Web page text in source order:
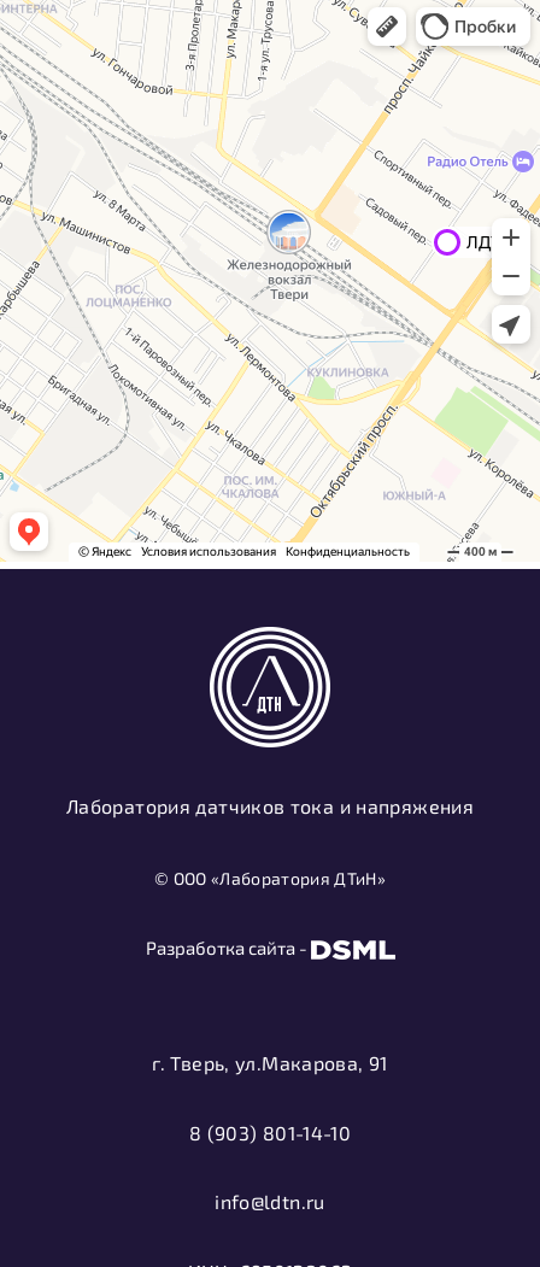
Лаборатория датчиков тока и напряжения
© ООО «Лаборатория ДТиН»
Разработка сайта -
г. Тверь, ул.Макарова, 91
8 (903) 801-14-10
info@ldtn.ru